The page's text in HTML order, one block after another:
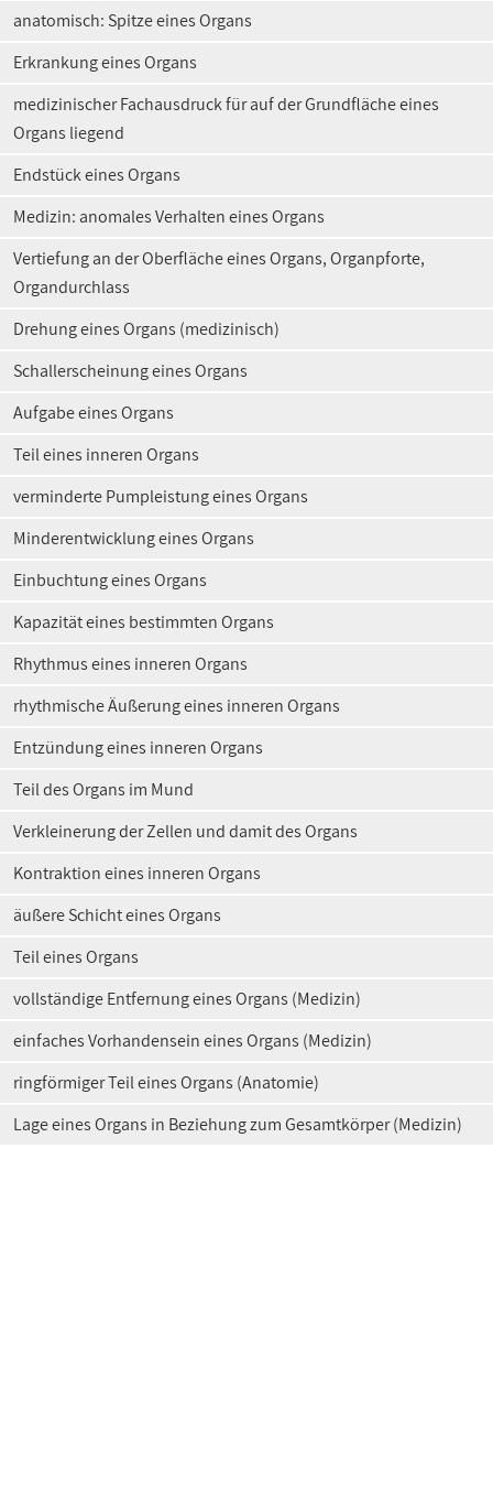
anatomisch: Spitze eines Organs
Erkrankung eines Organs
medizinischer Fachausdruck für auf der Grundfläche eines
Organs liegend
Endstück eines Organs
Medizin: anomales Verhalten eines Organs
Vertiefung an der Oberfläche eines Organs, Organpforte,
Organdurchlass
Drehung eines Organs (medizinisch)
Schallerscheinung eines Organs
Aufgabe eines Organs
Teil eines inneren Organs
verminderte Pumpleistung eines Organs
Minderentwicklung eines Organs
Einbuchtung eines Organs
Kapazität eines bestimmten Organs
Rhythmus eines inneren Organs
rhythmische Äußerung eines inneren Organs
Entzündung eines inneren Organs
Teil des Organs im Mund
Verkleinerung der Zellen und damit des Organs
Kontraktion eines inneren Organs
äußere Schicht eines Organs
Teil eines Organs
vollständige Entfernung eines Organs (Medizin)
einfaches Vorhandensein eines Organs (Medizin)
ringförmiger Teil eines Organs (Anatomie)
Lage eines Organs in Beziehung zum Gesamtkörper (Medizin)